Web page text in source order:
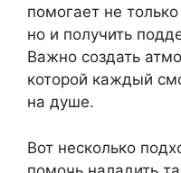
помогает не
но и получить
Важно создать
которой каждый
на душе.
Вот несколько